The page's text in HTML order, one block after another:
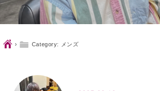
Ç › ë Category: メンズ